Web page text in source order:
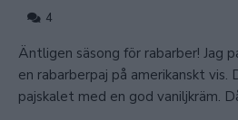
4
Äntligen säsong för rabarber! Jag
en rabarberpaj på amerikanskt vis.
pajskalet med en god vaniljkräm.